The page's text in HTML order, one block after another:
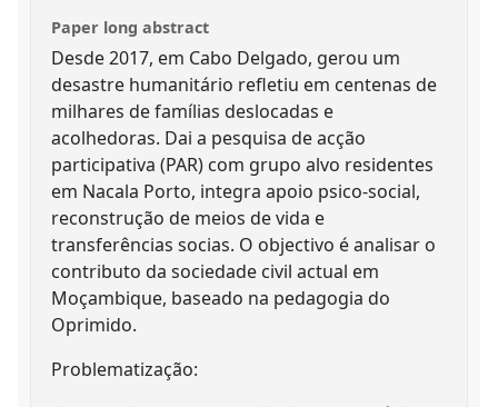
Paper long abstract
Desde 2017, em Cabo Delgado, gerou um
desastre humanitário refletiu em centenas de
milhares de famílias deslocadas e
acolhedoras. Dai a pesquisa de acção
participativa (PAR) com grupo alvo residentes
em Nacala Porto, integra apoio psico-social,
reconstrução de meios de vida e
transferências socias. O objectivo é analisar o
contributo da sociedade civil actual em
Moçambique, baseado na pedagogia do
Oprimido.
Problematização: